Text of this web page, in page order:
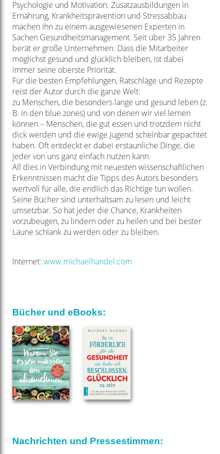
Psychologie und Motivation. Zusatzausbildungen in
Ernährung, Krankheitsprävention und Stressabbau
machen ihn zu einem ausgewiesenen Experten in
Sachen Gesundheitsmanagement. Seit über 35 Jahren
berät er große Unternehmen. Dass die Mitarbeiter
möglichst gesund und glücklich bleiben, ist dabei
immer seine oberste Priorität.
Für die besten Empfehlungen, Ratschläge und Rezepte
reist der Autor durch die ganze Welt:
zu Menschen, die besonders lange und gesund leben (z.
B. in den blue zones) und von denen wir viel lernen
können – Menschen, die gut essen und trotzdem nicht
dick werden und die ewige Jugend scheinbar gepachtet
haben. Oft entdeckt er dabei erstaunliche Dinge, die
jeder von uns ganz einfach nutzen kann.
All dies in Verbindung mit neuesten wissenschaftlichen
Erkenntnissen macht die Tipps des Autors besonders
wertvoll für alle, die endlich das Richtige tun wollen.
Seine Bücher sind unterhaltsam zu lesen und leicht
umsetzbar. So hat jeder die Chance, Krankheiten
vorzubeugen, zu lindern oder zu heilen und bei bester
Laune schlank zu werden oder zu bleiben.
Internet: www.michaelhandel.com
Bücher und eBooks:
Nachrichten und Pressestimmen: